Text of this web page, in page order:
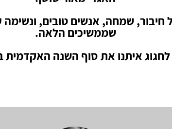
חיבור, שמחה, אנשים טובים, ונשימה
שממשיכים הלאה.
לחגוג איתנו את סוף השנה האקדמית